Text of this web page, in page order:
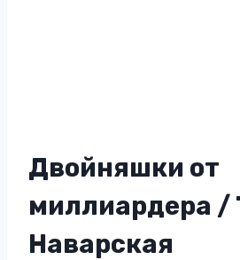
Двойняшки от
миллиардера /
Наварская